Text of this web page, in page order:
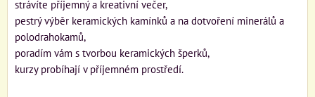
strávíte příjemný a kreativní večer,
pestrý výběr keramických kamínků a na dotvoření minerálů a
polodrahokamů,
poradím vám s tvorbou keramických šperků,
kurzy probíhají v příjemném prostředí.